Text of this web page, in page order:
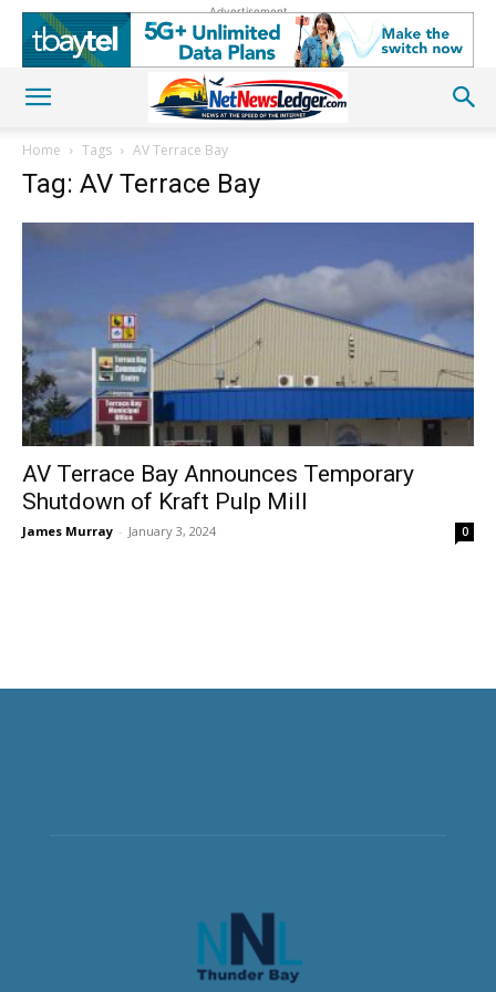
Advertisement
Home Tags AV Terrace Bay
Tag: AV Terrace Bay
AV Terrace Bay Announces Temporary
Shutdown of Kraft Pulp Mill
James Murray - January 3, 2024 0